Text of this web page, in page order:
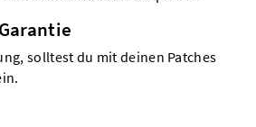
solltest du mit deinen Patches